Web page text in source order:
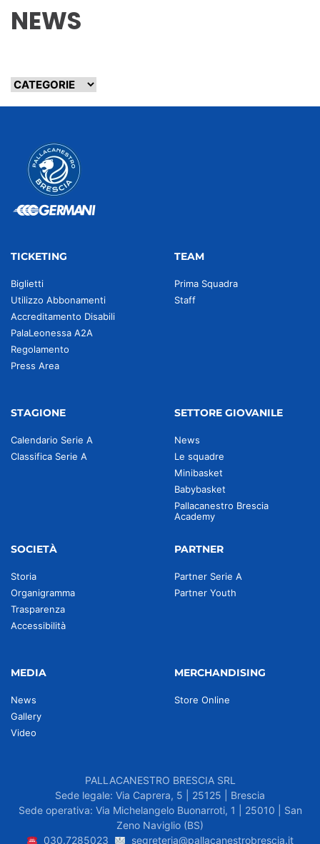
NEWS
TICKETING
Biglietti
Utilizzo Abbonamenti
Accreditamento Disabili
PalaLeonessa A2A
Regolamento
Press Area
TEAM
Prima Squadra
Staff
STAGIONE
Calendario Serie A
Classifica Serie A
SETTORE GIOVANILE
News
Le squadre
Minibasket
Babybasket
Pallacanestro Brescia
Academy
SOCIETÀ
Storia
Organigramma
Trasparenza
Accessibilità
PARTNER
Partner Serie A
Partner Youth
MEDIA
News
Gallery
Video
MERCHANDISING
Store Online
PALLACANESTRO BRESCIA SRL
Sede legale: Via Caprera, 5 | 25125 | Brescia
Sede operativa: Via Michelangelo Buonarroti, 1 | 25010 | San
Zeno Naviglio (BS)
030.7285023
segreteria@pallacanestrobrescia.it